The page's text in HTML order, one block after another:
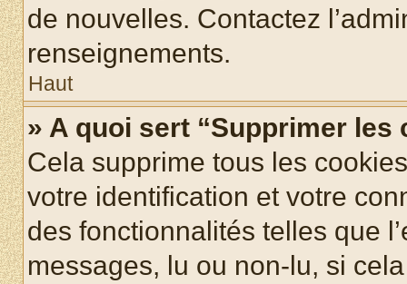
de nouvelles. Contactez
renseignements.
Haut
» A quoi sert “Supprimer les
Cela supprime tous les
votre identification et votre
des fonctionnalités telles que
messages, lu ou non-lu, si